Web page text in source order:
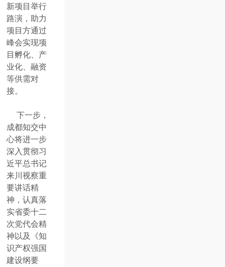
新项目举行
路演，助力
项目方通过
峰会实现项
目孵化、产
业化、融资
等供需对
接。
下一步，
成都知交中
心将进一步
深入贯彻习
近平总书记
来川视察重
要讲话精
神，认真落
实省委十二
次党代会精
神以及《知
识产权强国
建设纲要